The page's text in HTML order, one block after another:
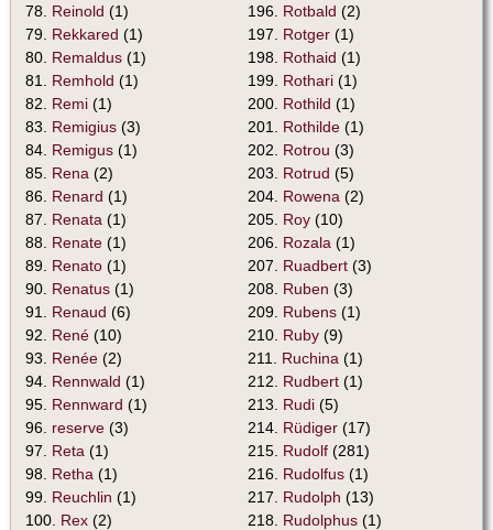
78. Reinold (1)
79. Rekkared (1)
80. Remaldus (1)
81. Remhold (1)
82. Remi (1)
83. Remigius (3)
84. Remigus (1)
85. Rena (2)
86. Renard (1)
87. Renata (1)
88. Renate (1)
89. Renato (1)
90. Renatus (1)
91. Renaud (6)
92. René (10)
93. Renée (2)
94. Rennwald (1)
95. Rennward (1)
96. reserve (3)
97. Reta (1)
98. Retha (1)
99. Reuchlin (1)
100. Rex (2)
196. Rotbald (2)
197. Rotger (1)
198. Rothaid (1)
199. Rothari (1)
200. Rothild (1)
201. Rothilde (1)
202. Rotrou (3)
203. Rotrud (5)
204. Rowena (2)
205. Roy (10)
206. Rozala (1)
207. Ruadbert (3)
208. Ruben (3)
209. Rubens (1)
210. Ruby (9)
211. Ruchina (1)
212. Rudbert (1)
213. Rudi (5)
214. Rüdiger (17)
215. Rudolf (281)
216. Rudolfus (1)
217. Rudolph (13)
218. Rudolphus (1)